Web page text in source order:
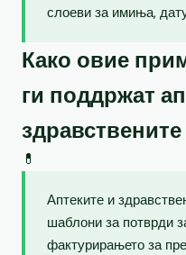
слоеви за имиња,
Како овие
ги поддржат
здравствените
💊
Аптеките и
шаблони за потврди
фактурирањето за